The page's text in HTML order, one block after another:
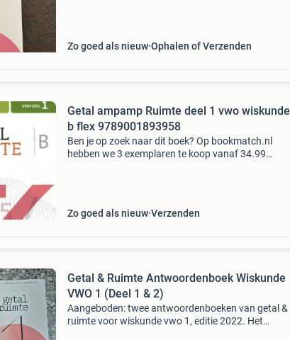
Zo goed als nieuw Ophalen of Verzenden
Getal ampamp Ruimte deel 1 vwo wiskunde
b flex 9789001893958
Ben je op zoek naar dit boek? Op bookmatch.nl
hebben we 3 exemplaren te koop vanaf 34.99
Zo goed als nieuw Verzenden
Getal & Ruimte Antwoordenboek Wiskunde
VWO 1 (Deel 1 & 2)
Aangeboden: twee antwoordenboeken van getal &
ruimte voor wiskunde vwo 1, editie 2022. Het